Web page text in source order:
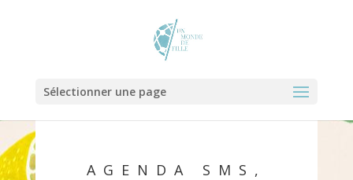
Sélectionner une page
AGENDA SMS,